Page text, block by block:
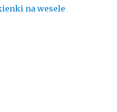
na wesele